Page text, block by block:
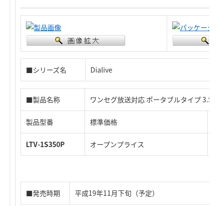
■シリーズ名 Dialive
■製品名称 ワンセグ放送対応 ポータブルタイプ 3.5
製品型番 標準価格
LTV-1S350P オープンプライス
■発売時期 平成19年11月下旬（予定）